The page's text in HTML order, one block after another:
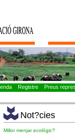
Registre
Preus
Not?cies
Millor menjar ecològic?